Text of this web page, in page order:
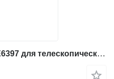
Карданный вал JCB 334/E6397 для телескопического погрузчика JCB 541-70